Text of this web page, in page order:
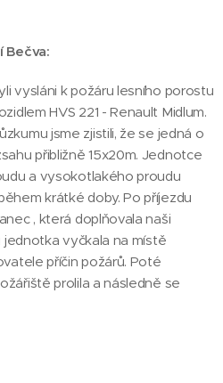
Bečva:
vysláni k požáru lesního porostu
HVS 221 - Renault Midlum.
jsme zjistili, že se jedná o
přibližně 15x20m. Jednotce
a vysokotlakého proudu
krátké doby. Po příjezdu
, která doplňovala naši
jednotka vyčkala na místě
příčin požárů. Poté
prolila a následně se